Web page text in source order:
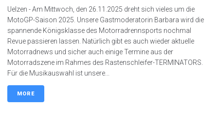
Uelzen - Am Mittwoch, den 26.11.2025 dreht sich vieles um die
MotoGP-Saison 2025. Unsere Gastmoderatorin Barbara wird die
spannende Königsklasse des Motorradrennsports nochmal
Revue passieren lassen. Natürlich gibt es auch wieder aktuelle
Motorradnews und sicher auch einige Termine aus der
Motorradszene im Rahmes des Rastenschleifer-TERMINATORS.
Für die Musikauswahl ist unsere...
MORE